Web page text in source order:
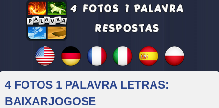
4 FOTOS 1 PALAVRA LETRAS:
BAIXARJOGOSE